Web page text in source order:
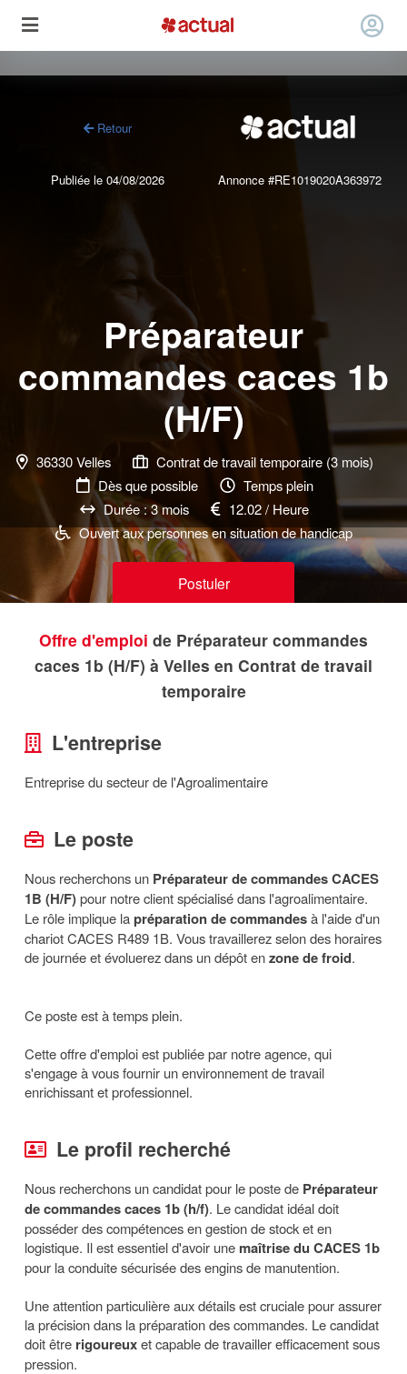
Retour
Publiée le 04/08/2026 Annonce #RE1019020A363972
Préparateur
commandes caces 1b
(H/F)
36330 Velles
Contrat de travail temporaire (3 mois)
Dès que possible
Temps plein
Durée : 3 mois
12.02 / Heure
Ouvert aux personnes en situation de handicap
Postuler
Offre d'emploi de Préparateur commandes
caces 1b (H/F) à Velles en Contrat de travail
temporaire
L'entreprise
Entreprise du secteur de l'Agroalimentaire
Le poste
Nous recherchons un Préparateur de commandes CACES
1B (H/F)pour notre client spécialisé dans l'agroalimentaire.
Le rôle implique lapréparation de commandesà l'aide d'un
chariot CACES R489 1B. Vous travaillerez selon des horaires
de journée et évoluerez dans un dépôt enzone de froid.
Ce poste est à temps plein.
Cette offre d'emploi est publiée par notre agence, qui
s'engage à vous fournir un environnement de travail
enrichissant et professionnel.
Le profil recherché
Nous recherchons un candidat pour le poste de Préparateur
de commandes caces 1b (h/f). Le candidat idéal doit
posséder des compétences en gestion de stock et en
logistique. Il est essentiel d'avoir une maîtrise du CACES 1b
pour la conduite sécurisée des engins de manutention.
Une attention particulière aux détails est cruciale pour assurer
la précision dans la préparation des commandes. Le candidat
doit être rigoureuxet capable de travailler efficacement sous
pression.